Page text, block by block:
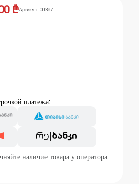
₾Артикул: 00367
платежа:
наличие товара у оператора.